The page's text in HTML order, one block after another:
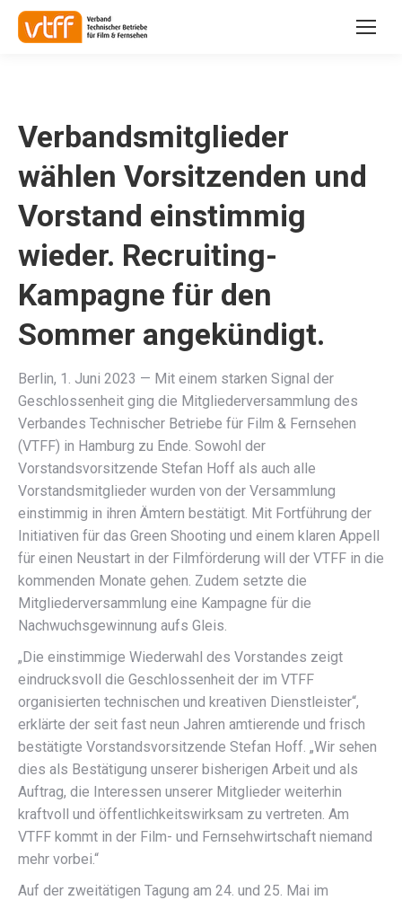
Verbandsmitglieder
wählen Vorsitzenden und
Vorstand einstimmig
wieder. Recruiting-
Kampagne für den
Sommer angekündigt.
Berlin, 1. Juni 2023 — Mit einem starken Signal der
Geschlossenheit ging die Mitgliederversammlung des
Verbandes Technischer Betriebe für Film & Fernsehen
(VTFF) in Hamburg zu Ende. Sowohl der
Vorstandsvorsitzende Stefan Hoff als auch alle
Vorstandsmitglieder wurden von der Versammlung
einstimmig in ihren Ämtern bestätigt. Mit Fortführung der
Initiativen für das Green Shooting und einem klaren Appell
für einen Neustart in der Filmförderung will der VTFF in die
kommenden Monate gehen. Zudem setzte die
Mitgliederversammlung eine Kampagne für die
Nachwuchsgewinnung aufs Gleis.
„Die einstimmige Wiederwahl des Vorstandes zeigt
eindrucksvoll die Geschlossenheit der im VTFF
organisierten technischen und kreativen Dienstleister“,
erklärte der seit fast neun Jahren amtierende und frisch
bestätigte Vorstandsvorsitzende Stefan Hoff. „Wir sehen
dies als Bestätigung unserer bisherigen Arbeit und als
Auftrag, die Interessen unserer Mitglieder weiterhin
kraftvoll und öffentlichkeitswirksam zu vertreten. Am
VTFF kommt in der Film- und Fernsehwirtschaft niemand
mehr vorbei.“
Auf der zweitätigen Tagung am 24. und 25. Mai im